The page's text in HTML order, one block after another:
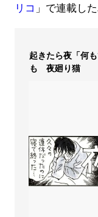
リコ 」で連載し
起きたら夜「何
も 夜廻り猫